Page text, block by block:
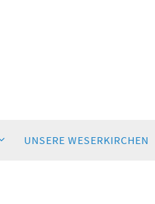
UNSERE WESERKIRCHEN